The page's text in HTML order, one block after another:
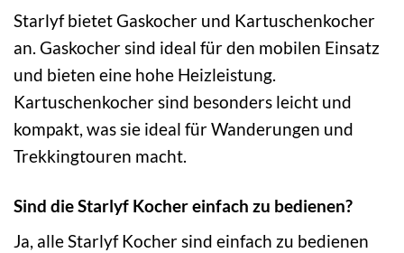
Starlyf bietet Gaskocher und Kartuschenkocher
an. Gaskocher sind ideal für den mobilen Einsatz
und bieten eine hohe Heizleistung.
Kartuschenkocher sind besonders leicht und
kompakt, was sie ideal für Wanderungen und
Trekkingtouren macht.
Sind die Starlyf Kocher einfach zu bedienen?
Ja, alle Starlyf Kocher sind einfach zu bedienen